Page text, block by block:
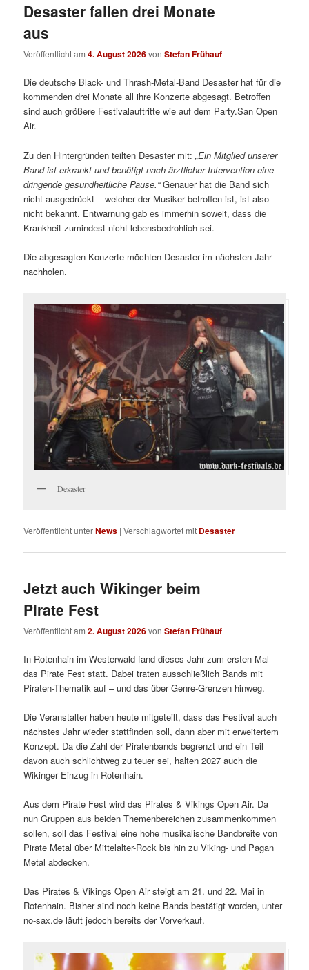
Desaster fallen drei Monate
aus
Veröffentlicht am4. August 2026vonStefan Frühauf
Die deutsche Black- und Thrash-Metal-Band Desaster hat für die
kommenden drei Monate all ihre Konzerte abgesagt. Betroffen
sind auch größere Festivalauftritte wie auf dem Party.San Open
Air.
Zu den Hintergründen teilten Desaster mit:„Ein Mitglied unserer
Band ist erkrankt und benötigt nach ärztlicher Intervention eine
dringende gesundheitliche Pause.“Genauer hat die Band sich
nicht ausgedrückt – welcher der Musiker betroffen ist, ist also
nicht bekannt. Entwarnung gab es immerhin soweit, dass die
Krankheit zumindest nicht lebensbedrohlich sei.
Die abgesagten Konzerte möchten Desaster im nächsten Jahr
nachholen.
Desaster
Veröffentlicht unterNews |Verschlagwortet mit Desaster
Jetzt auch Wikinger beim
Pirate Fest
Veröffentlicht am2. August 2026vonStefan Frühauf
In Rotenhain im Westerwald fand dieses Jahr zum ersten Mal
das Pirate Fest statt. Dabei traten ausschließlich Bands mit
Piraten-Thematik auf – und das über Genre-Grenzen hinweg.
Die Veranstalter haben heute mitgeteilt, dass das Festival auch
nächstes Jahr wieder stattfinden soll, dann aber mit erweitertem
Konzept. Da die Zahl der Piratenbands begrenzt und ein Teil
davon auch schlichtweg zu teuer sei, halten 2027 auch die
Wikinger Einzug in Rotenhain.
Aus dem Pirate Fest wird das Pirates & Vikings Open Air. Da
nun Gruppen aus beiden Themenbereichen zusammenkommen
sollen, soll das Festival eine hohe musikalische Bandbreite von
Pirate Metal über Mittelalter-Rock bis hin zu Viking- und Pagan
Metal abdecken.
Das Pirates & Vikings Open Air steigt am 21. und 22. Mai in
Rotenhain. Bisher sind noch keine Bands bestätigt worden, unter
no-sax.de läuft jedoch bereits der Vorverkauf.